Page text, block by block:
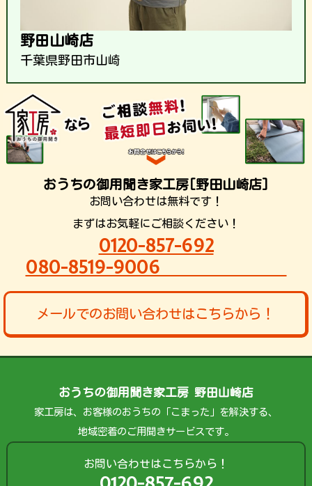
野田山崎店
千葉県野田市山崎
おうちの御用聞き家工房[野田山崎店]
お問い合わせは無料です！
まずはお気軽にご相談ください！
0120-857-692
080-8519-9006
メールでのお問い合わせはこちらから！
おうちの御用聞き家工房 野田山崎店
家工房は、お客様のおうちの「こまった」を解決する、
地域密着のご用聞きサービスです。
お問い合わせはこちらから！